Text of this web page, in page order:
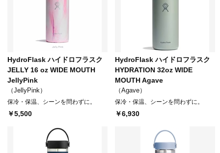
HydroFlask ハイドロフラスク
JELLY 16 oz WIDE MOUTH
JellyPink
（JellyPink）
保冷・保温、シーンを問わずに。
￥5,500
HydroFlask ハイドロフラスク
HYDRATION 32oz WIDE
MOUTH Agave
（Agave）
保冷・保温、シーンを問わずに。
￥6,930